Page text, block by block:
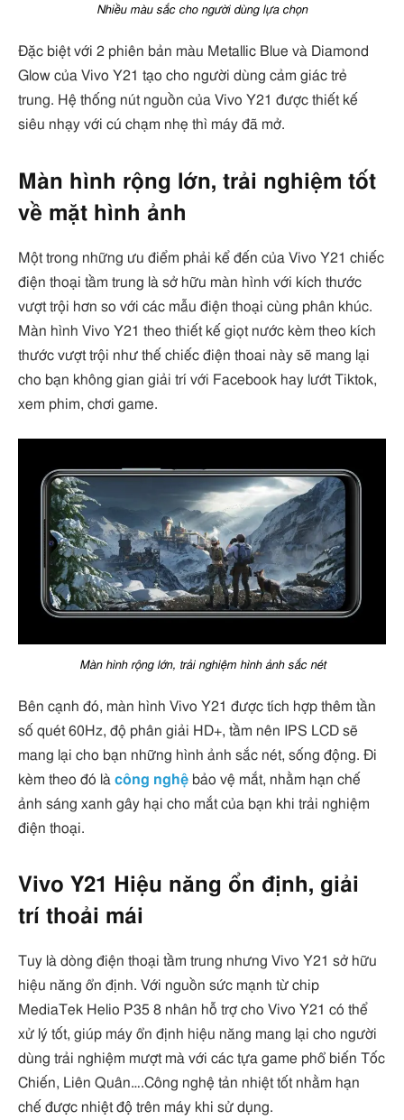
Nhiều màu sắc cho người dùng lựa chọn
Đặc biệt với 2 phiên bản màu Metallic Blue và Diamond
Glow của Vivo Y21 tạo cho người dùng cảm giác trẻ
trung. Hệ thống nút nguồn của Vivo Y21 được thiết kế
siêu nhạy với cú chạm nhẹ thì máy đã mở.
Màn hình rộng lớn, trải nghiệm tốt
về mặt hình ảnh
Một trong những ưu điểm phải kể đến của Vivo Y21 chiếc
điện thoại tầm trung là sở hữu màn hình với kích thước
vượt trội hơn so với các mẫu điện thoại cùng phân khúc.
Màn hình Vivo Y21 theo thiết kế giọt nước kèm theo kích
thước vượt trội như thế chiếc điện thoai này sẽ mang lại
cho bạn không gian giải trí với Facebook hay lướt Tiktok,
xem phim, chơi game.
Màn hình rộng lớn, trải nghiệm hình ảnh sắc nét
Bên cạnh đó, màn hình Vivo Y21 được tích hợp thêm tần
số quét 60Hz, độ phân giải HD+, tầm nên IPS LCD sẽ
mang lại cho bạn những hình ảnh sắc nét, sống động. Đi
kèm theo đó là công nghệ bảo vệ mắt, nhằm hạn chế
ảnh sáng xanh gây hại cho mắt của bạn khi trải nghiệm
điện thoại.
Vivo Y21 Hiệu năng ổn định, giải
trí thoải mái
Tuy là dòng điện thoại tầm trung nhưng Vivo Y21 sở hữu
hiệu năng ổn định. Với nguồn sức mạnh từ chip
MediaTek Helio P35 8 nhân hỗ trợ cho Vivo Y21 có thể
xử lý tốt, giúp máy ổn định hiệu năng mang lại cho người
dùng trải nghiệm mượt mà với các tựa game phổ biến Tốc
Chiến, Liên Quân….Công nghệ tản nhiệt tốt nhằm hạn
chế được nhiệt độ trên máy khi sử dụng.